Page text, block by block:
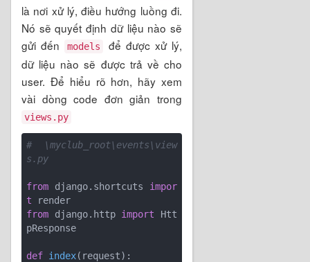
là nơi xử lý, điều hướng luồng đi.
Nó sẽ quyết định dữ liệu nào sẽ
gửi đến
models
để được xử lý,
dữ liệu nào sẽ được trả về cho
user. Để hiểu rõ hơn, hãy xem
vài dòng code đơn giản trong
views.py
# \myclub_root\events\view
s.py
from django.shortcuts impor
t
from django.http import Htt
pResponse
def index(request) :